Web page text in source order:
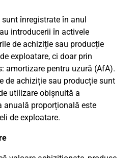
înregistrate în anul
introducerii în activele
de achiziție sau producție
exploatare, ci doar prin
amortizare pentru uzură (AfA).
de achiziție sau producție sunt
utilizare obișnuită a
anuală proporțională este
de exploatare.